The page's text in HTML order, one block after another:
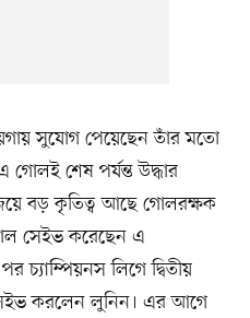
সুযোগ পেয়েছেন তাঁর মতো
শেষ পর্যন্ত উদ্ধার
বড় কৃতিত্ব আছে গোলরক্ষক
সেইভ করেছেন এ
লিগে দ্বিতীয়
করলেন লুনিন। এর আগে